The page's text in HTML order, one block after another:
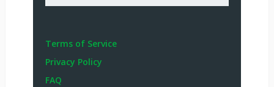
Terms of Service
Privacy Policy
FAQ